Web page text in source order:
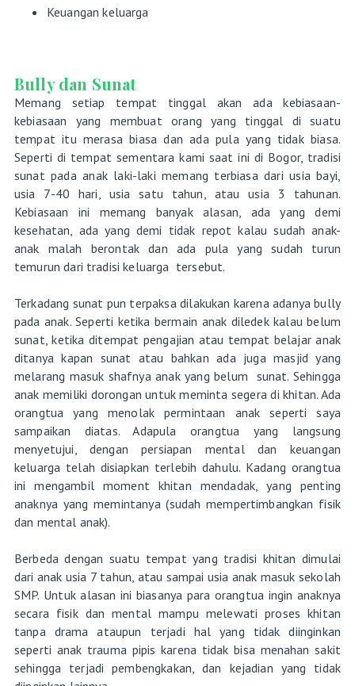
Keuangan keluarga
Bully dan Sunat
Memang setiap tempat tinggal akan ada kebiasaan-
kebiasaan yang membuat orang yang tinggal di suatu
tempat itu merasa biasa dan ada pula yang tidak biasa.
Seperti di tempat sementara kami saat ini di Bogor, tradisi
sunat pada anak laki-laki memang terbiasa dari usia bayi,
usia 7-40 hari, usia satu tahun, atau usia 3 tahunan.
Kebiasaan ini memang banyak alasan, ada yang demi
kesehatan, ada yang demi tidak repot kalau sudah anak-
anak malah berontak dan ada pula yang sudah turun
temurun dari tradisi keluarga tersebut.
Terkadang sunat pun terpaksa dilakukan karena adanya bully
pada anak. Seperti ketika bermain anak diledek kalau belum
sunat, ketika ditempat pengajian atau tempat belajar anak
ditanya kapan sunat atau bahkan ada juga masjid yang
melarang masuk shafnya anak yang belum sunat. Sehingga
anak memiliki dorongan untuk meminta segera di khitan. Ada
orangtua yang menolak permintaan anak seperti saya
sampaikan diatas. Adapula orangtua yang langsung
menyetujui, dengan persiapan mental dan keuangan
keluarga telah disiapkan terlebih dahulu. Kadang orangtua
ini mengambil moment khitan mendadak, yang penting
anaknya yang memintanya (sudah mempertimbangkan fisik
dan mental anak).
Berbeda dengan suatu tempat yang tradisi khitan dimulai
dari anak usia 7 tahun, atau sampai usia anak masuk sekolah
SMP. Untuk alasan ini biasanya para orangtua ingin anaknya
secara fisik dan mental mampu melewati proses khitan
tanpa drama ataupun terjadi hal yang tidak diinginkan
seperti anak trauma pipis karena tidak bisa menahan sakit
sehingga terjadi pembengkakan, dan kejadian yang tidak